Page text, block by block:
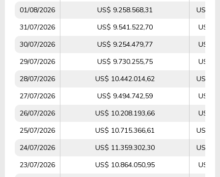
01/08/2026
US$ 9.258.568,31
US$
31/07/2026
US$ 9.541.522,70
US$
30/07/2026
US$ 9.254.479,77
US$
29/07/2026
US$ 9.730.255,75
US$
28/07/2026
US$ 10.442.014,62
US$
27/07/2026
US$ 9.494.742,59
US$
26/07/2026
US$ 10.208.193,66
US$
25/07/2026
US$ 10.715.366,61
US$
24/07/2026
US$ 11.359.302,30
US$
23/07/2026
US$ 10.864.050,95
US$